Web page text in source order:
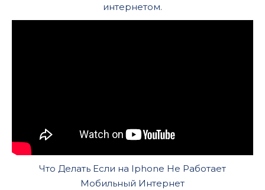
интернетом.
Что Делать Если на Iphone Не Работает
Мобильный Интернет